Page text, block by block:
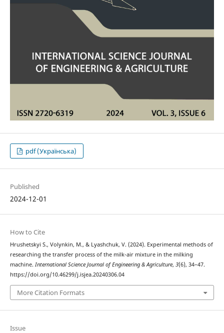
pdf (Українська)
Published
2024-12-01
How to Cite
Hrushetskyі S., Volynkin, M., & Lyashchuk, V. (2024). Experimental methods of
researching the transfer process of the milk-air mixture in the milking
machine. International Science Journal of Engineering & Agriculture, 3(6), 34–47.
https://doi.org/10.46299/j.isjea.20240306.04
More Citation Formats
Issue